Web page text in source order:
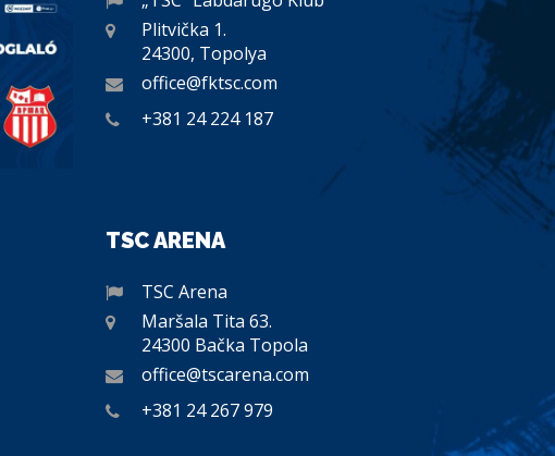
Plitvička 1.
24300, Topolya
office@fktsc.com
+381 24 224 187
TSC ARENA
TSC Arena
Maršala Tita 63.
24300 Bačka Topola
office@tscarena.com
+381 24 267 979